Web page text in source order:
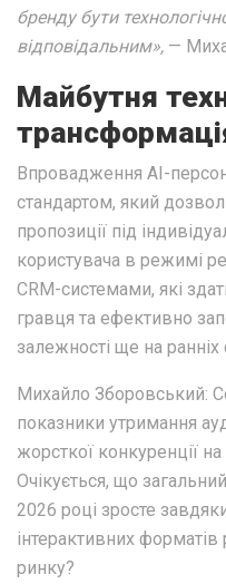
бренду бути
відповідальним», —
Майбутня
Впровадження AI-
стандартом, який
пропозиції під
користувача в режимі
CRM-системами, які
гравця та ефективно
залежності ще на ранніх
Михайло Зборовський:
показники утримання
жорсткої конкуренції
Очікується, що
2026 році зросте
інтерактивних
ринку?